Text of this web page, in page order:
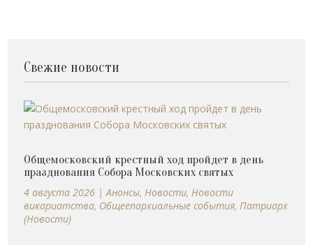
Свежие новости
Общемосковский крестный ход пройдет в день
празднования Собора Московских святых
4 августа 2026 |Анонсы,Новости,Новости
викариатства, Общеепархиальные события,Патриарх
(Новости)